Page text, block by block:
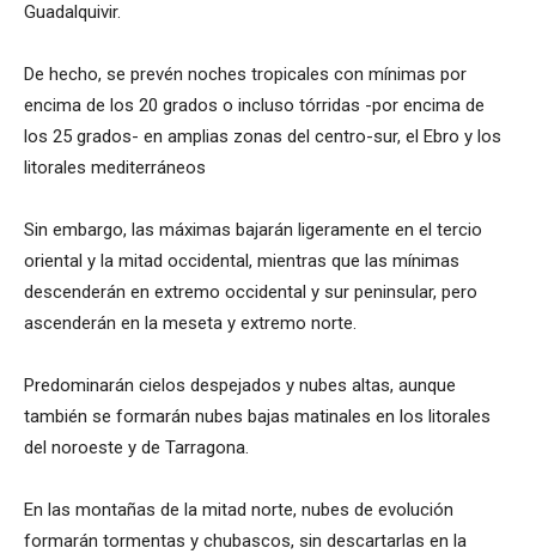
Guadalquivir.
De hecho, se prevén noches tropicales con mínimas por
encima de los 20 grados o incluso tórridas -por encima de
los 25 grados- en amplias zonas del centro-sur, el Ebro y los
litorales mediterráneos
Sin embargo, las máximas bajarán ligeramente en el tercio
oriental y la mitad occidental, mientras que las mínimas
descenderán en extremo occidental y sur peninsular, pero
ascenderán en la meseta y extremo norte.
Predominarán cielos despejados y nubes altas, aunque
también se formarán nubes bajas matinales en los litorales
del noroeste y de Tarragona.
En las montañas de la mitad norte, nubes de evolución
formarán tormentas y chubascos, sin descartarlas en la